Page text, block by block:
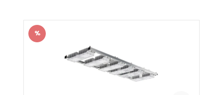
Rabatt
%